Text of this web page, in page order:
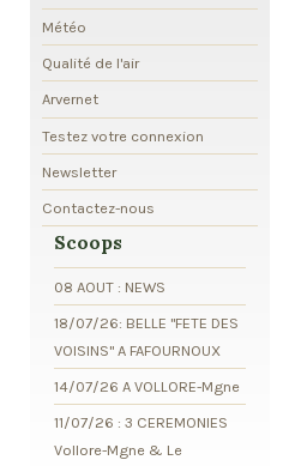
Météo
Qualité de l'air
Arvernet
Testez votre connexion
Newsletter
Contactez-nous
Scoops
08 AOUT : NEWS
18/07/26: BELLE "FETE DES
VOISINS" A FAFOURNOUX
14/07/26 A VOLLORE-Mgne
11/07/26 : 3 CEREMONIES
Vollore-Mgne & Le